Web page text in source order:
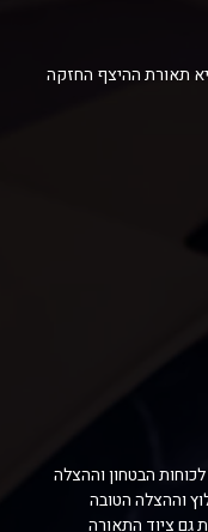
בעוצמה 115,000 לומן היא תאורת ההיצף החזקה
הבטחון וההצלה
וההצלה הטובה
גם ציוד התאורה